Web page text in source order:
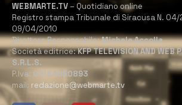
WEBMARTE.TV – Quotidiano online
Registro stampa Tribunale di Siracusa N. 04/
09/04/2010
Direttore Responsabile:Michele Accolla
Società editrice:KFP TELEVISION AND WEB
S.R.L.S.
P.Iva: 02184950893
mail: redazione@webmarte.tv